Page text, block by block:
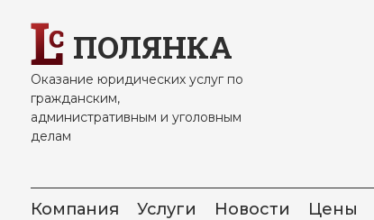
to
contentПОЛЯНКА
Оказание юридических услуг по
гражданским,
административным и уголовным
делам
Компания Услуги Новости Цены